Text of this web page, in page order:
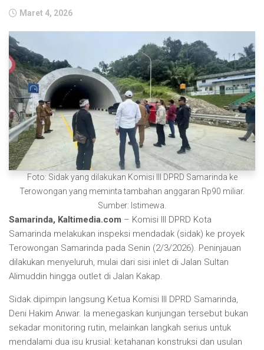
Maret 4, 2026
Foto: Sidak yang dilakukan Komisi III DPRD Samarinda ke
Terowongan yang meminta tambahan anggaran Rp90 miliar.
Sumber: Istimewa.
Samarinda, Kaltimedia.com – Komisi III DPRD Kota
Samarinda melakukan inspeksi mendadak (sidak) ke proyek
Terowongan Samarinda pada Senin (2/3/2026). Peninjauan
dilakukan menyeluruh, mulai dari sisi inlet di Jalan Sultan
Alimuddin hingga outlet di Jalan Kakap.
Sidak dipimpin langsung Ketua Komisi III DPRD Samarinda,
Deni Hakim Anwar. Ia menegaskan kunjungan tersebut bukan
sekadar monitoring rutin, melainkan langkah serius untuk
mendalami dua isu krusial: ketahanan konstruksi dan usulan